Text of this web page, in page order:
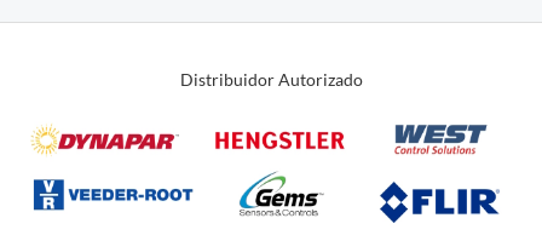
Distribuidor Autorizado